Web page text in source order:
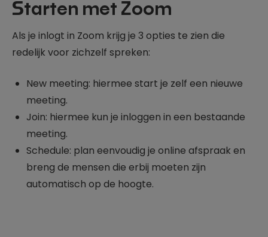
Starten met Zoom
Als je inlogt in Zoom krijg je 3 opties te zien die
redelijk voor zichzelf spreken:
New meeting: hiermee start je zelf een nieuwe
meeting.
Join: hiermee kun je inloggen in een bestaande
meeting.
Schedule: plan eenvoudig je online afspraak en
breng de mensen die erbij moeten zijn
automatisch op de hoogte.